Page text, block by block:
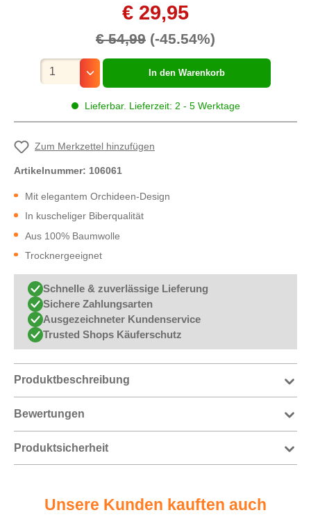
€ 29,95
€ 54,99 (-45.54%)
Lieferbar. Lieferzeit: 2 - 5 Werktage
Mengenauswahl
In den Warenkorb
Zum Merkzettel hinzufügen
Artikelnummer: 106061
Mit elegantem Orchideen-Design
In kuscheliger Biberqualität
Aus 100% Baumwolle
Trocknergeeignet
Schnelle & zuverlässige Lieferung
Sichere Zahlungsarten
Ausgezeichneter Kundenservice
Trusted Shops Käuferschutz
Produktbeschreibung
Bewertungen
Produktsicherheit
Unsere Kunden kauften auch